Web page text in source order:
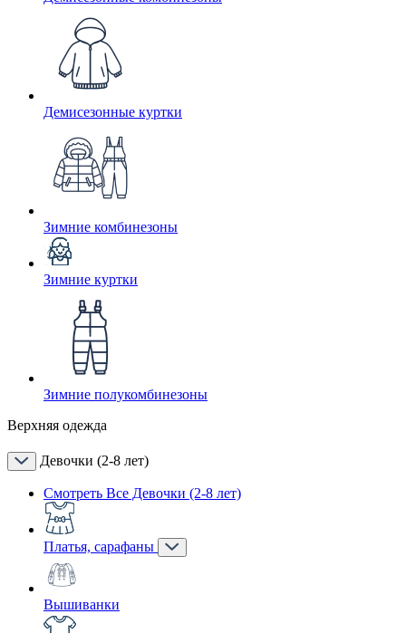
Демисезонные куртки
Зимние комбинезоны
Зимние куртки
Зимние полукомбинезоны
Верхняя одежда
Девочки (2-8 лет)
Смотреть Все Девочки (2-8 лет)
Платья, сарафаны
Вышиванки